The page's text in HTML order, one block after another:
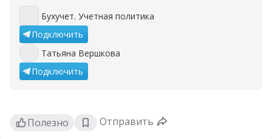
Бухучет. Учетная политика
Бухучет. Учетная политика
Подключить
Татьяна Вершкова
Татьяна Вершкова
Подключить
Полезно Отправить